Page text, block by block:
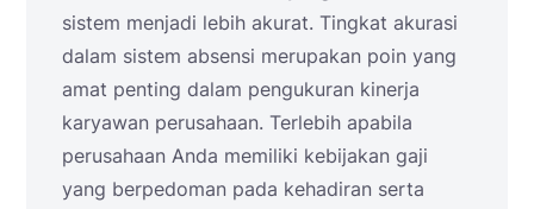
sistem menjadi lebih akurat. Tingkat akurasi
dalam sistem absensi merupakan poin yang
amat penting dalam pengukuran kinerja
karyawan perusahaan. Terlebih apabila
perusahaan Anda memiliki kebijakan gaji
yang berpedoman pada kehadiran serta